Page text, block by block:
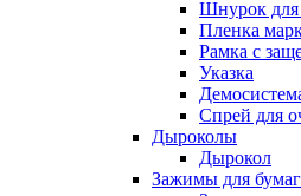
Шнурок для
Пленка
Рамка с
Указка
Спрей для
Дыроколы
Дырокол
Зажимы для бумаг